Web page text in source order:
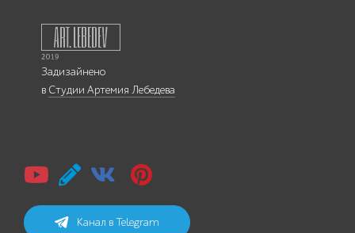
Задизайнено
в Студии Артемия Лебедева
Канал в Telegram